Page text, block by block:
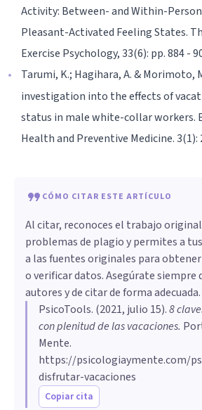
Activity: Between- and Within-
Pleasant-Activated Feeling States.
Exercise Psychology, 33(6): pp. 884 -
Tarumi, K.; Hagihara, A. & Morimoto,
investigation into the effects of
status in male white-collar workers.
Health and Preventive Medicine. 3(1):
CÓMO CITAR ESTE ARTÍCULO
Al citar, reconoces el trabajo
problemas de plagio y permites a
a las fuentes originales para
o verificar datos. Asegúrate siempre
autores y de citar de forma adecuada.
PsicoTools. (2021, julio 15).8
con plenitud de las vacaciones.
Mente.
https://psicologiaymente.com/
disfrutar-vacaciones
Copiar cita